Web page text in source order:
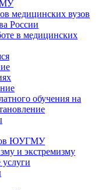
медицинских вузов
России
в медицинских
обучения на
ЮУГМУ
и экстремизму